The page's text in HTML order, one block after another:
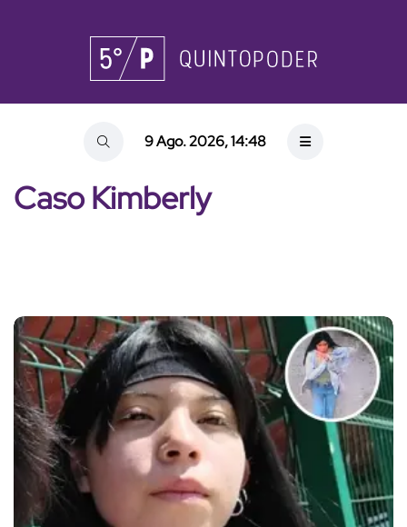
9 Ago. 2026, 14:48
Caso Kimberly